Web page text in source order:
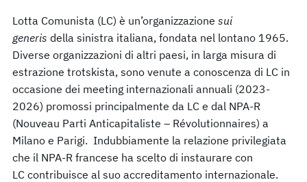
Lotta Comunista (LC) è un’organizzazione sui
generis della sinistra italiana, fondata nel lontano 1965.
Diverse organizzazioni di altri paesi, in larga misura di
estrazione trotskista, sono venute a conoscenza di LC in
occasione dei meeting internazionali annuali (2023-
2026) promossi principalmente da LC e dal NPA-R
(Nouveau Parti Anticapitaliste – Révolutionnaires) a
Milano e Parigi. Indubbiamente la relazione privilegiata
che il NPA-R francese ha scelto di instaurare con
LC contribuisce al suo accreditamento internazionale.